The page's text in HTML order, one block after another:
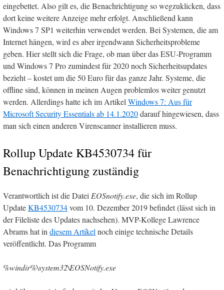
eingebettet. Also gilt es, die Benachrichtigung so wegzuklicken, dass
dort keine weitere Anzeige mehr erfolgt. Anschließend kann
Windows 7 SP1 weiterhin verwendet werden. Bei Systemen, die am
Internet hängen, wird es aber irgendwann Sicherheitsprobleme
geben. Hier stellt sich die Frage, ob man über das ESU-Programm
und Windows 7 Pro zumindest für 2020 noch Sicherheitsupdates
bezieht – kostet um die 50 Euro für das ganze Jahr. Systeme, die
offline sind, können in meinen Augen problemlos weiter genutzt
werden. Allerdings hatte ich im ArtikelWindows 7: Aus für
Microsoft Security Essentials ab 14.1.2020darauf hingewiesen, dass
man sich einen anderen Virenscanner installieren muss.
Rollup Update KB4530734 für
Benachrichtigung zuständig
Verantwortlich ist die DateiEOSnotify.exe, die sich im Rollup
UpdateKB4530734vom 10. Dezember 2019 befindet (lässt sich in
der Fileliste des Updates nachsehen). MVP-Kollege Lawrence
Abrams hat indiesem Artikelnoch einige technische Details
veröffentlicht. Das Programm
%windir%\system32\EOSNotify.exe